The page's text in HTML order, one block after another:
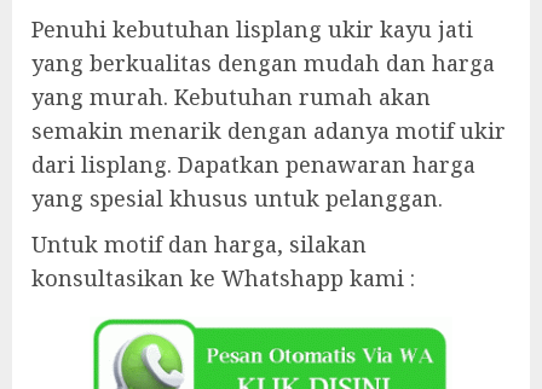
Penuhi kebutuhan lisplang ukir kayu jati
yang berkualitas dengan mudah dan harga
yang murah. Kebutuhan rumah akan
semakin menarik dengan adanya motif ukir
dari lisplang. Dapatkan penawaran harga
yang spesial khusus untuk pelanggan.
Untuk motif dan harga, silakan
konsultasikan ke Whatshapp kami :